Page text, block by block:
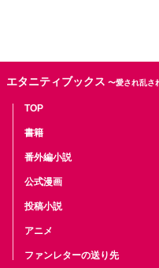
エタニティブックス 〜愛され乱さ
TOP
書籍
番外編小説
公式漫画
投稿小説
アニメ
ファンレターの送り先